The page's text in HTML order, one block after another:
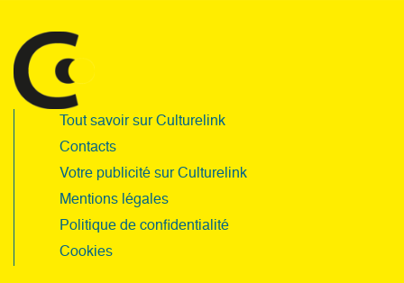
Tout savoir sur Culturelink
Contacts
Votre publicité sur Culturelink
Mentions légales
Politique de confidentialité
Cookies